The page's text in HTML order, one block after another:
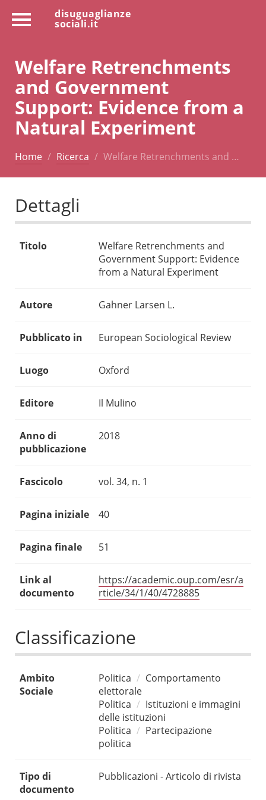
disuguaglianze
sociali.it
Welfare Retrenchments
and Government
Support: Evidence from a
Natural Experiment
Home Ricerca Welfare Retrenchments and …
Dettagli
Titolo
Welfare Retrenchments and
Government Support: Evidence
from a Natural Experiment
Autore Gahner Larsen L.
Pubblicato in European Sociological Review
Luogo Oxford
Editore Il Mulino
Anno di
pubblicazione
2018
Fascicolo vol. 34, n. 1
Pagina iniziale 40
Pagina finale 51
Link al
documento
https://academic.oup.com/esr/a
rticle/34/1/40/4728885
Classificazione
Ambito
Sociale
Politica
Comportamento
elettorale
Politica
Istituzioni e immagini
delle istituzioni
Politica
Partecipazione
politica
Tipo di
documento
Pubblicazioni - Articolo di rivista